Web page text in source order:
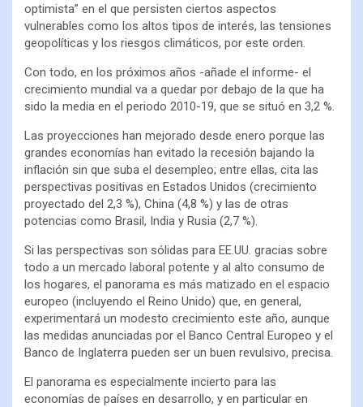
optimista” en el que persisten ciertos aspectos
vulnerables como los altos tipos de interés, las tensiones
geopolíticas y los riesgos climáticos, por este orden.
Con todo, en los próximos años -añade el informe- el
crecimiento mundial va a quedar por debajo de la que ha
sido la media en el periodo 2010-19, que se situó en 3,2 %.
Las proyecciones han mejorado desde enero porque las
grandes economías han evitado la recesión bajando la
inflación sin que suba el desempleo; entre ellas, cita las
perspectivas positivas en Estados Unidos (crecimiento
proyectado del 2,3 %), China (4,8 %) y las de otras
potencias como Brasil, India y Rusia (2,7 %).
Si las perspectivas son sólidas para EE.UU. gracias sobre
todo a un mercado laboral potente y al alto consumo de
los hogares, el panorama es más matizado en el espacio
europeo (incluyendo el Reino Unido) que, en general,
experimentará un modesto crecimiento este año, aunque
las medidas anunciadas por el Banco Central Europeo y el
Banco de Inglaterra pueden ser un buen revulsivo, precisa.
El panorama es especialmente incierto para las
economías de países en desarrollo, y en particular en